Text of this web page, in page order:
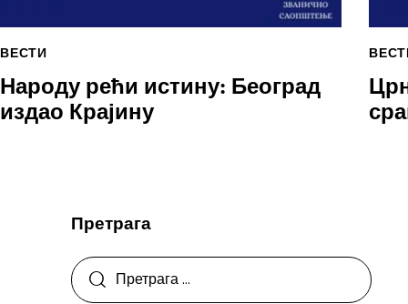
ВЕСТИ
Народу рећи истину: Београд
издао Крајину
Претрага